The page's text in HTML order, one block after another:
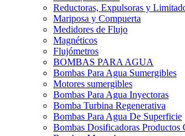
Reductoras, Expulsoras y
Mariposa y Compuerta
Medidores de Flujo
Magnéticos
Flujómetros
BOMBAS PARA AGUA
Bombas Para Agua Sumergibles
Motores sumergibles
Bombas Para Agua Inyectoras
Bomba Turbina Regenerativa
Bombas Para Agua De Superficie
Bombas Dosificadoras Productos